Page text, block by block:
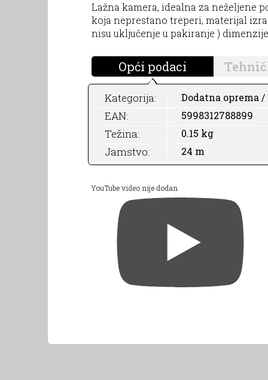
Lažna kamera, idealna za neželjene
koja neprestano treperi, materijal
nisu uključenje u pakiranje )
Opći podaci
Kategorija: Dodatna oprema
EAN: 5998312788899
Težina: 0.15 kg
Jamstvo: 24 m
YouTube video nije dodan